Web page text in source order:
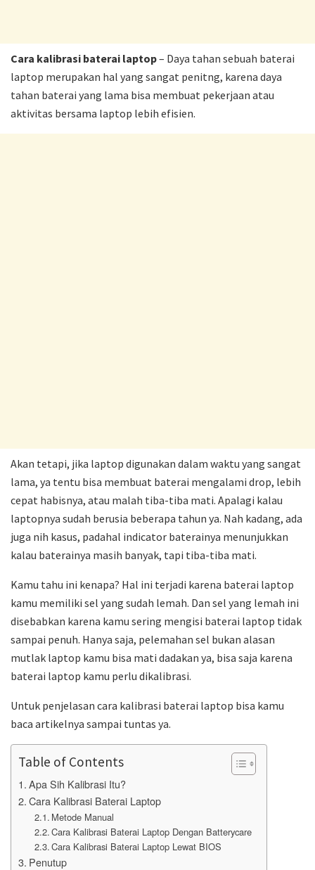
Cara kalibrasi baterai laptop– Daya tahan sebuah baterai
laptop merupakan hal yang sangat penitng, karena daya
tahan baterai yang lama bisa membuat pekerjaan atau
aktivitas bersama laptop lebih efisien.
Akan tetapi, jika laptop digunakan dalam waktu yang sangat
lama, ya tentu bisa membuat baterai mengalami drop, lebih
cepat habisnya, atau malah tiba-tiba mati. Apalagi kalau
laptopnya sudah berusia beberapa tahun ya. Nah kadang, ada
juga nih kasus, padahal indicator baterainya menunjukkan
kalau baterainya masih banyak, tapi tiba-tiba mati.
Kamu tahu ini kenapa? Hal ini terjadi karena baterai laptop
kamu memiliki sel yang sudah lemah. Dan sel yang lemah ini
disebabkan karena kamu sering mengisi baterai laptop tidak
sampai penuh. Hanya saja, pelemahan sel bukan alasan
mutlak laptop kamu bisa mati dadakan ya, bisa saja karena
baterai laptop kamu perlu dikalibrasi.
Untuk penjelasan cara kalibrasi baterai laptop bisa kamu
baca artikelnya sampai tuntas ya.
Table of Contents
Apa Sih Kalibrasi Itu?
Cara Kalibrasi Baterai Laptop
Metode Manual
Cara Kalibrasi Baterai Laptop Dengan Batterycare
Cara Kalibrasi Baterai Laptop Lewat BIOS
Penutup